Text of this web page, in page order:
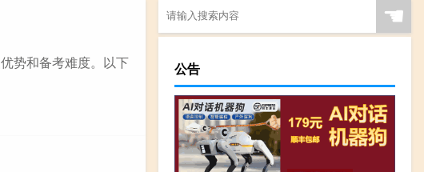
势和备考难度。以下
☚
公告